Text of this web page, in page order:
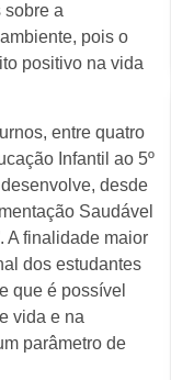
sobre a
pois o
positivo na vida
entre quatro
Infantil ao 5º
desde
Saudável
A finalidade maior
dos estudantes
que é possível
vida e na
parâmetro de